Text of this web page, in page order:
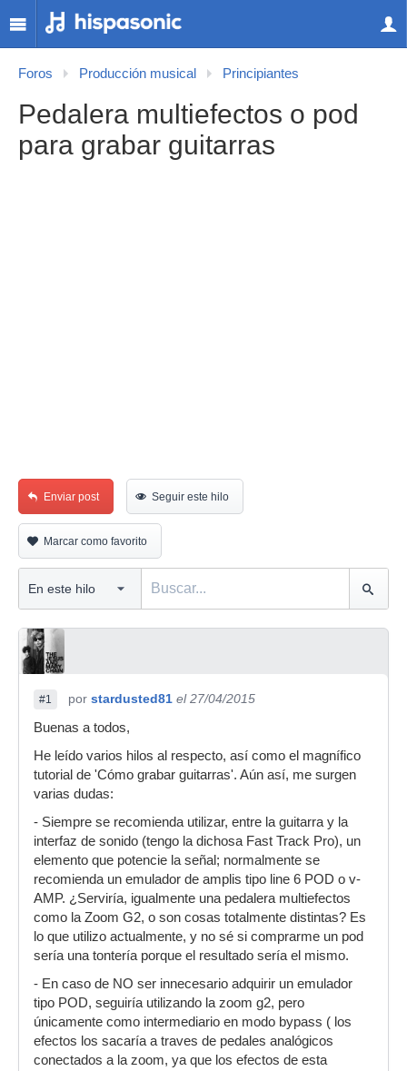
Foros Producción musical Principiantes
Pedalera multiefectos o pod
para grabar guitarras
Enviar post Seguir este hilo
Marcar como favorito
#1 por stardusted81 el 27/04/2015
Buenas a todos,
He leído varios hilos al respecto, así como el magnífico
tutorial de 'Cómo grabar guitarras'. Aún así, me surgen
varias dudas:
- Siempre se recomienda utilizar, entre la guitarra y la
interfaz de sonido (tengo la dichosa Fast Track Pro), un
elemento que potencie la señal; normalmente se
recomienda un emulador de amplis tipo line 6 POD o v-
AMP. ¿Serviría, igualmente una pedalera multiefectos
como la Zoom G2, o son cosas totalmente distintas? Es
lo que utilizo actualmente, y no sé si comprarme un pod
sería una tontería porque el resultado sería el mismo.
- En caso de NO ser innecesario adquirir un emulador
tipo POD, seguiría utilizando la zoom g2, pero
únicamente como intermediario en modo bypass ( los
efectos los sacaría a traves de pedales analógicos
conectados a la zoom, ya que los efectos de esta